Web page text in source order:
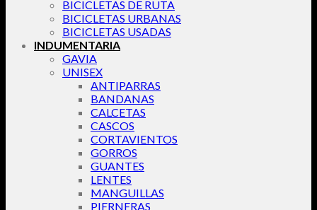
BICICLETAS DE RUTA
BICICLETAS URBANAS
BICICLETAS USADAS
INDUMENTARIA
GAVIA
UNISEX
ANTIPARRAS
BANDANAS
CALCETAS
CASCOS
CORTAVIENTOS
GORROS
GUANTES
LENTES
MANGUILLAS
PIERNERAS